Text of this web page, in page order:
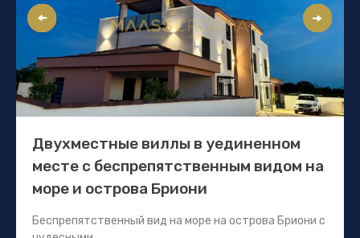
Двухместные виллы в уединенном
месте с беспрепятственным видом на
море и острова Бриони
Беспрепятственный вид на море на острова Бриони с